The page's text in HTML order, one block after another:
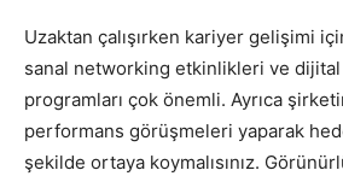
Uzaktan çalışırken kariyer gelişimi
sanal networking etkinlikleri ve
programları çok önemli. Ayrıca
performans görüşmeleri yaparak
şekilde ortaya koymalısınız.